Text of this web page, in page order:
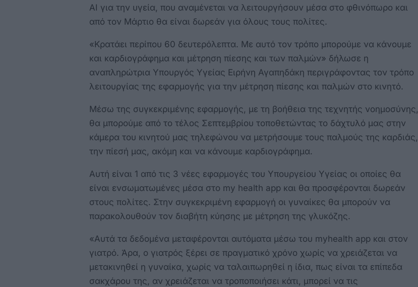
AI για την υγεία, που αναμένεται να λειτουργήσουν μέσα στο φθινόπωρο και
από τον Μάρτιο θα είναι δωρεάν για όλους τους πολίτες.
«Κρατάει περίπου 60 δευτερόλεπτα. Με αυτό τον τρόπο μπορούμε να κάνουμε
και καρδιογράφημα και μέτρηση πίεσης και των παλμών» δήλωσε η
αναπληρώτρια Υπουργός Υγείας Ειρήνη Αγαπηδάκη περιγράφοντας τον τρόπο
λειτουργίας της εφαρμογής για την μέτρηση πίεσης και παλμών στο κινητό.
Μέσω της συγκεκριμένης εφαρμογής, με τη βοήθεια της τεχνητής νοημοσύνης,
θα μπορούμε από το τέλος Σεπτεμβρίου τοποθετώντας το δάχτυλό μας στην
κάμερα του κινητού μας τηλεφώνου να μετρήσουμε τους παλμούς της καρδιάς,
την πίεσή μας, ακόμη και να κάνουμε καρδιογράφημα.
Αυτή είναι 1 από τις 3 νέες εφαρμογές του Υπουργείου Υγείας οι οποίες θα
είναι ενσωματωμένες μέσα στο my health app και θα προσφέρονται δωρεάν
στους πολίτες. Στην συγκεκριμένη εφαρμογή οι γυναίκες θα μπορούν να
παρακολουθούν τον διαβήτη κύησης με μέτρηση της γλυκόζης.
«Αυτά τα δεδομένα μεταφέρονται αυτόματα μέσω του myhealth app και στον
γιατρό. Άρα, ο γιατρός ξέρει σε πραγματικό χρόνο χωρίς να χρειάζεται να
μετακινηθεί η γυναίκα, χωρίς να ταλαιπωρηθεί η ίδια, πως είναι τα επίπεδα
σακχάρου της, αν χρειάζεται να τροποποιήσει κάτι, μπορεί να τις